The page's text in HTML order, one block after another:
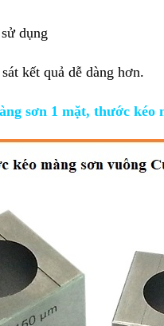
dụng
kết quả dễ dàng hơn.
sơn 1 mặt, thước